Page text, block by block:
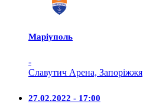
Маріуполь
-
Славутич Арена, Запоріжжя
27.02.2022 - 17:00